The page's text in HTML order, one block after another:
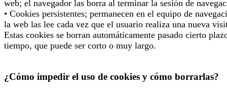
web; el navegador las borra al terminar la sesión de
• Cookies persistentes; permanecen en el equipo de
la web las lee cada vez que el usuario realiza una nueva
Estas cookies se borran automáticamente pasado cierto
tiempo, que puede ser corto o muy largo.
¿Cómo impedir el uso de cookies y cómo borrarlas?